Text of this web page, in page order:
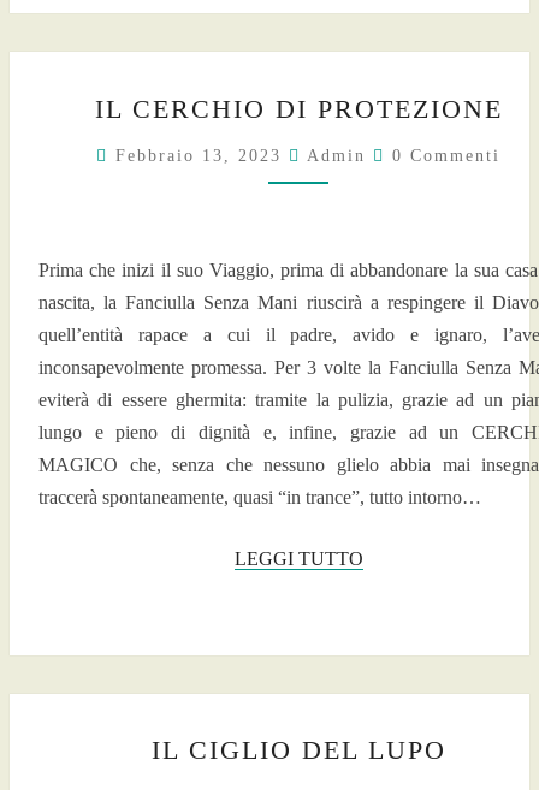
CERCHIO
DI
PROTEZIONE
IL CERCHIO DI PROTEZIONE
Febbraio 13, 2023 Admin Commenti
0 Commenti
Prima che inizi il suo Viaggio, prima di abbandonare la sua
nascita, la Fanciulla Senza Mani riuscirà a respingere il
quell’entità rapace a cui il padre, avido e ignaro,
inconsapevolmente promessa. Per 3 volte la Fanciulla Senza
eviterà di essere ghermita: tramite la pulizia, grazie ad un
lungo e pieno di dignità e, infine, grazie ad un
MAGICO che, senza che nessuno glielo abbia mai
traccerà spontaneamente, quasi “in trance”, tutto intorno…
LEGGI TUTTOLEGGI
CIGLIO
IL CIGLIO DEL LUPO